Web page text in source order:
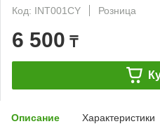
Код: INT001CY
Розница
6 500 ₸
Описание Характеристики